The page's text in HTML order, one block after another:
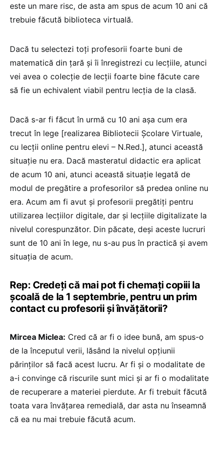
este un mare risc, de asta am spus de acum 10 ani că
trebuie făcută biblioteca virtuală.
Dacă tu selectezi toți profesorii foarte buni de
matematică din țară și îi înregistrezi cu lecțiile, atunci
vei avea o colecție de lecții foarte bine făcute care
să fie un echivalent viabil pentru lecția de la clasă.
Dacă s-ar fi făcut în urmă cu 10 ani așa cum era
trecut în lege [realizarea Bibliotecii Școlare Virtuale,
cu lecții online pentru elevi – N.Red.], atunci această
situație nu era. Dacă masteratul didactic era aplicat
de acum 10 ani, atunci această situație legată de
modul de pregătire a profesorilor să predea online nu
era. Acum am fi avut și profesorii pregătiți pentru
utilizarea lecțiilor digitale, dar și lecțiile digitalizate la
nivelul corespunzător. Din păcate, deși aceste lucruri
sunt de 10 ani în lege, nu s-au pus în practică și avem
situația de acum.
Rep: Credeți că mai pot fi chemați copiii la
școală de la 1 septembrie, pentru un prim
contact cu profesorii și învățătorii?
Mircea Miclea: Cred că ar fi o idee bună, am spus-o
de la începutul verii, lăsând la nivelul opțiunii
părinților să facă acest lucru. Ar fi și o modalitate de
a-i convinge că riscurile sunt mici și ar fi o modalitate
de recuperare a materiei pierdute. Ar fi trebuit făcută
toata vara învățarea remedială, dar asta nu înseamnă
că ea nu mai trebuie făcută acum.